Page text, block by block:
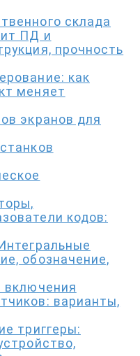
склада
ПД и
прочность
как
меняет
экранов для
кодов:
Интегральные
обозначение,
включения
варианты,
триггеры: